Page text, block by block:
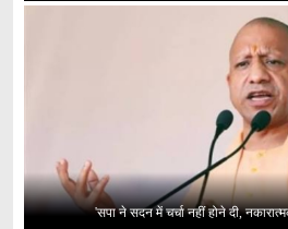
'सपा ने सदन में चर्चा नहीं होने दी,